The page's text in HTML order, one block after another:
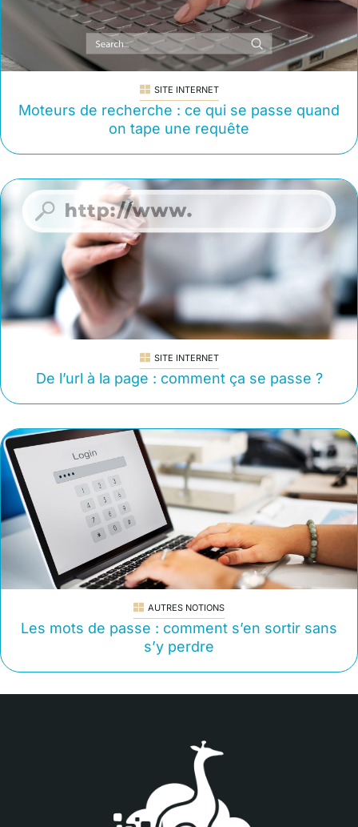
SITE INTERNET
Moteurs de recherche : ce qui se passe quand
on tape une requête
SITE INTERNET
De l’url à la page : comment ça se passe ?
AUTRES NOTIONS
Les mots de passe : comment s’en sortir sans
s’y perdre